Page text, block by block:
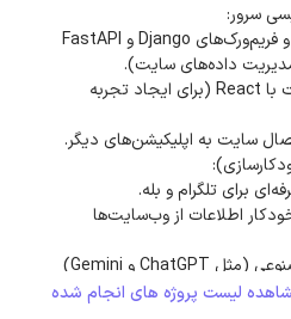
سرور:
تسلط کامل به زبان Python و فریم‌ورک‌های Django و FastAPI
داده‌های سایت).
توانایی طراحی ظاهر وب‌سایت با React (برای ایجاد تجربه
سایت به اپلیکیشن‌های دیگر.
برای تلگرام و بله.
اطلاعات از وب‌سایت‌ها
اتصال سیستم‌ها به هوش مصنوعی (مثل ChatGPT و Gemini)
لیست پروژه های انجام شده